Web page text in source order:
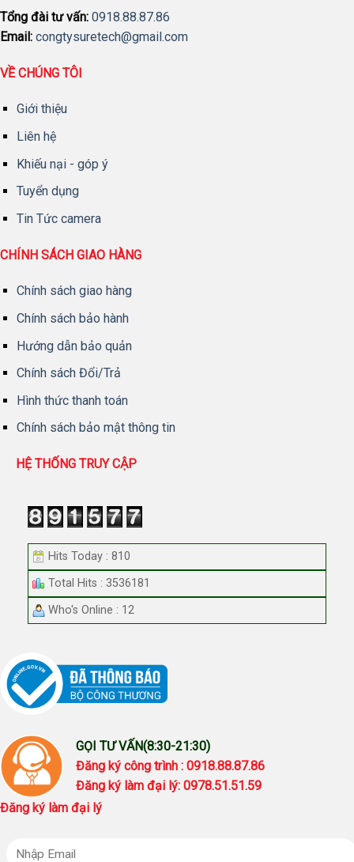
Tổng đài tư vấn: 0918.88.87.86
Email: congtysuretech@gmail.com
VỀ CHÚNG TÔI
Giới thiệu
Liên hệ
Khiếu nại - góp ý
Tuyển dụng
Tin Tức camera
CHÍNH SÁCH GIAO HÀNG
Chính sách giao hàng
Chính sách bảo hành
Hướng dẫn bảo quản
Chính sách Đổi/Trả
Hình thức thanh toán
Chính sách bảo mật thông tin
HỆ THỐNG TRUY CẬP
Hits Today : 810
Total Hits : 3536181
Who's Online : 12
GỌI TƯ VẤN(8:30-21:30)
Đăng ký công trình : 0918.88.87.86
Đăng ký làm đại lý: 0978.51.51.59
Đăng ký làm đại lý